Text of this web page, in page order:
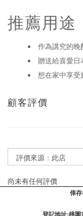
推薦用途
作為講究的晚
贈送給喜愛
想在家中享受
顧客評價
尚未有任何評價
倖
登記​地址:桃園